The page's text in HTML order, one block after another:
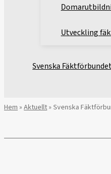
Utveckling
Svenska
Hem » Aktuellt» Svenska